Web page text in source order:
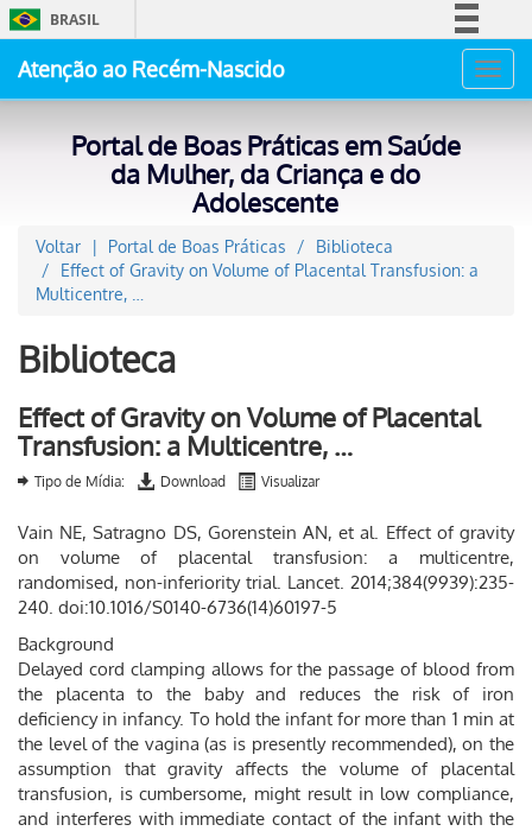
BRASIL
Acesso à informação
Atenção ao Recém-Nascido
Portal de Boas Práticas em Saúde
da Mulher, da Criança e do
Adolescente
Voltar Portal de Boas Práticas
Biblioteca
Effect of Gravity on Volume of Placental Transfusion: a
Multicentre, …
Biblioteca
Effect of Gravity on Volume of Placental
Transfusion: a Multicentre, …
Tipo de Mídia: Download Visualizar
Vain NE, Satragno DS, Gorenstein AN, et al. Effect of gravity
on volume of placental transfusion: a multicentre,
randomised, non-inferiority trial. Lancet. 2014;384(9939):235-
240. doi:10.1016/S0140-6736(14)60197-5
Background
Delayed cord clamping allows for the passage of blood from
the placenta to the baby and reduces the risk of iron
deficiency in infancy. To hold the infant for more than 1 min at
the level of the vagina (as is presently recommended), on the
assumption that gravity affects the volume of placental
transfusion, is cumbersome, might result in low compliance,
and interferes with immediate contact of the infant with the